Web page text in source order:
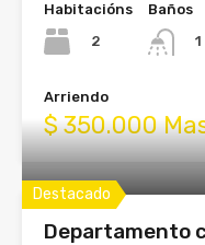
Habitacións
2
Baños
1
Arriendo
$ 350.000
Destacado
Departamento